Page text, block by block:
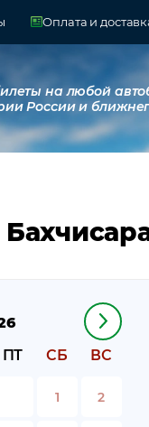
Оплата и
на любой
России и
ПТ СБ ВС
1 2